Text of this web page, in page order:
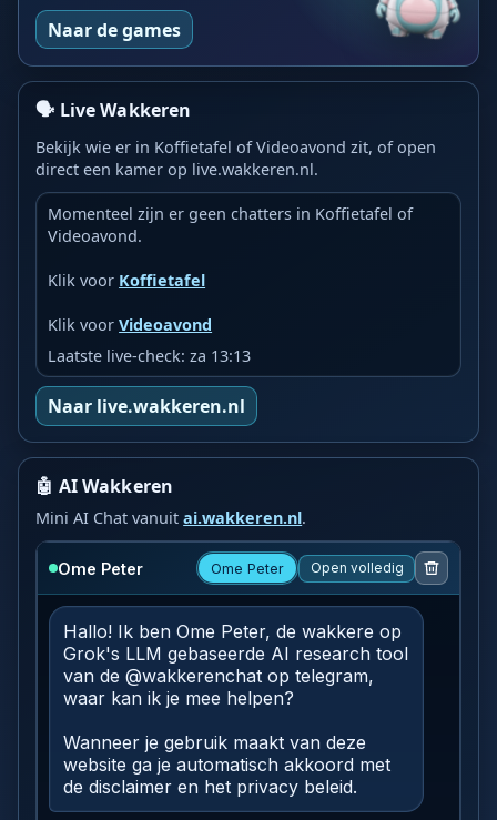
Naar de games
🗣️ Live Wakkeren
Bekijk wie er in Koffietafel of Videoavond zit, of open
direct een kamer op live.wakkeren.nl.
Momenteel zijn er geen chatters in Koffietafel of
Videoavond.
Klik voor Koffietafel
Klik voorVideoavond
Laatste live-check: za 13:13
Naar live.wakkeren.nl
🤖 AI Wakkeren
Mini AI Chat vanuitai.wakkeren.nl.